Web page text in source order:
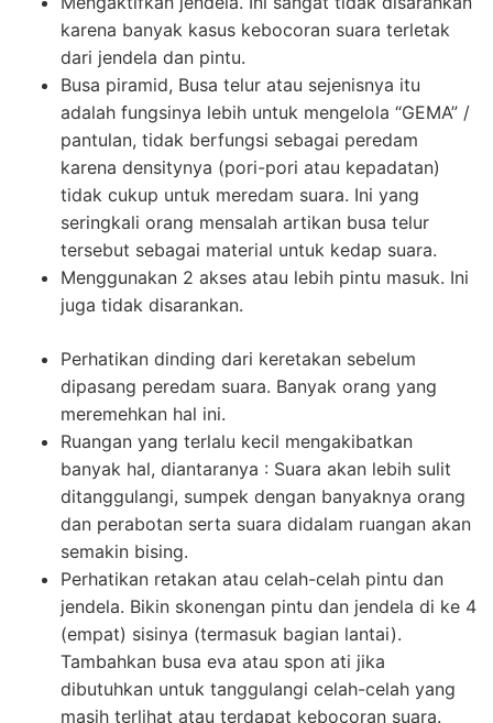
karena banyak kasus kebocoran suara terletak
dari jendela dan pintu.
Busa piramid, Busa telur atau sejenisnya itu
adalah fungsinya lebih untuk mengelola “GEMA” /
pantulan, tidak berfungsi sebagai peredam
karena densitynya (pori-pori atau kepadatan)
tidak cukup untuk meredam suara. Ini yang
seringkali orang mensalah artikan busa telur
tersebut sebagai material untuk kedap suara.
Menggunakan 2 akses atau lebih pintu masuk. Ini
juga tidak disarankan.
Perhatikan dinding dari keretakan sebelum
dipasang peredam suara. Banyak orang yang
meremehkan hal ini.
Ruangan yang terlalu kecil mengakibatkan
banyak hal, diantaranya : Suara akan lebih sulit
ditanggulangi, sumpek dengan banyaknya orang
dan perabotan serta suara didalam ruangan akan
semakin bising.
Perhatikan retakan atau celah-celah pintu dan
jendela. Bikin skonengan pintu dan jendela di ke 4
(empat) sisinya (termasuk bagian lantai).
Tambahkan busa eva atau spon ati jika
dibutuhkan untuk tanggulangi celah-celah yang
masih terlihat atau terdapat kebocoran suara.